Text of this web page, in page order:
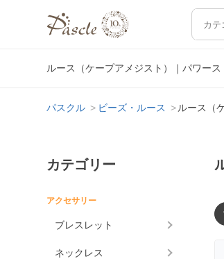
ルース（ケープアメジスト）｜パワー
パスクル ビーズ・ルース ルース（
カテゴリー
アクセサリー
ブレスレット
ネックレス